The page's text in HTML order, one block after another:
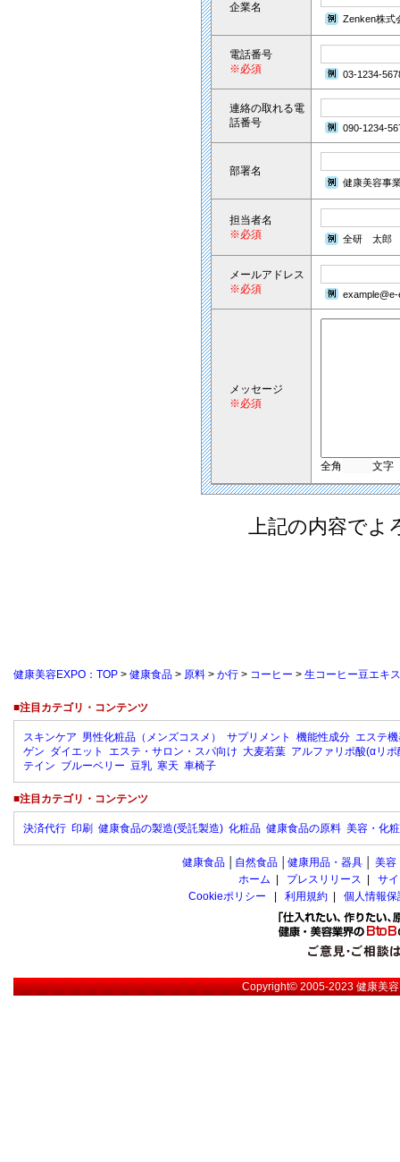
企業名
Zenken株式
電話番号
※必須
03-1234-
連絡の取れる電
話番号
090-1234-
部署名
健康美容事
担当者名
※必須
全研 太郎
メールアドレス
※必須
メッセージ
※必須
全角 文字
上記の内容でよ
健康美容EXPO：TOP > 健康食品 > 原料 > か行 > コーヒー > 生コーヒー豆エキ
■注目カテゴリ・コンテンツ
スキンケア 男性化粧品（メンズコスメ） サプリメント 機能性成分 エステ
ゲン ダイエット エステ・サロン・スパ向け 大麦若葉 アルファリポ酸(αリポ
テイン ブルーベリー 豆乳 寒天 車椅子
■注目カテゴリ・コンテンツ
決済代行 印刷 健康食品の製造(受託製造) 化粧品 健康食品の原料 美容・化
健康食品 自然食品 健康用品・器具 美容
ホーム
プレスリリース
サ
Cookieポリシー
利用規約 個人情報
Copyright© 2005-2023健康美